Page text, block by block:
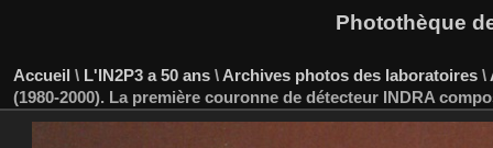
Photothèque
Accueil \ L'IN2P3 a 50 ans \ Archives photos des laboratoires \
(1980-2000). La première couronne de détecteur INDRA